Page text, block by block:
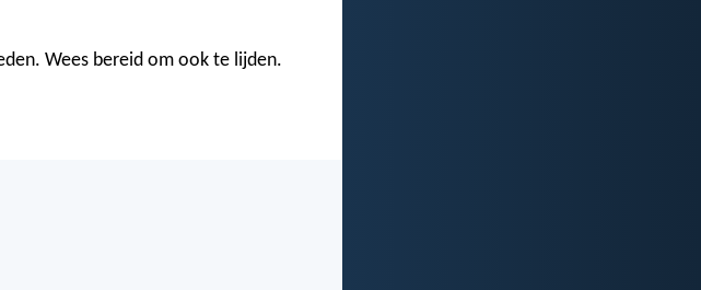
Wees bereid om ook te lijden.